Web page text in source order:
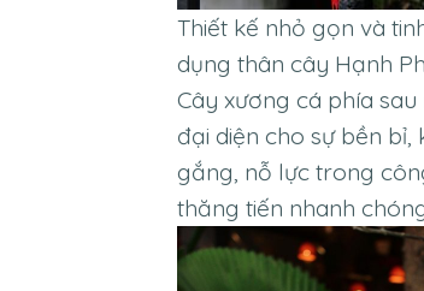
Thiết kế nhỏ gọn và
dụng thân cây Hạnh
Cây xương cá phía
đại diện cho sự bền
gắng, nỗ lực trong
thăng tiến nhanh